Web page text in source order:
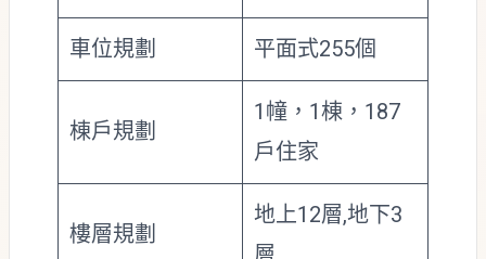
車位規劃 平面式255個
棟戶規劃
1幢，1棟，187
戶住家
樓層規劃
地上12層,地下3